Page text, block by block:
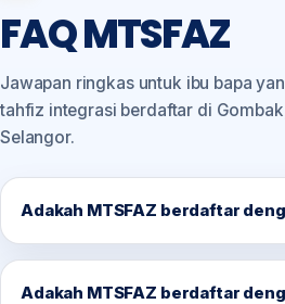
FAQ MTSFAZ
Jawapan ringkas untuk ibu bapa
tahfiz integrasi berdaftar di
Selangor.
Adakah MTSFAZ berdaftar
Adakah MTSFAZ berdaftar